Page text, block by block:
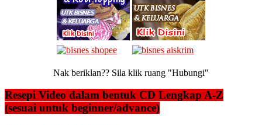
Nak beriklan?? Sila klik ruang "Hubungi"
Resepi Video dalam bentuk CD Lengkap A-Z
(sesuai untuk beginner/advance)